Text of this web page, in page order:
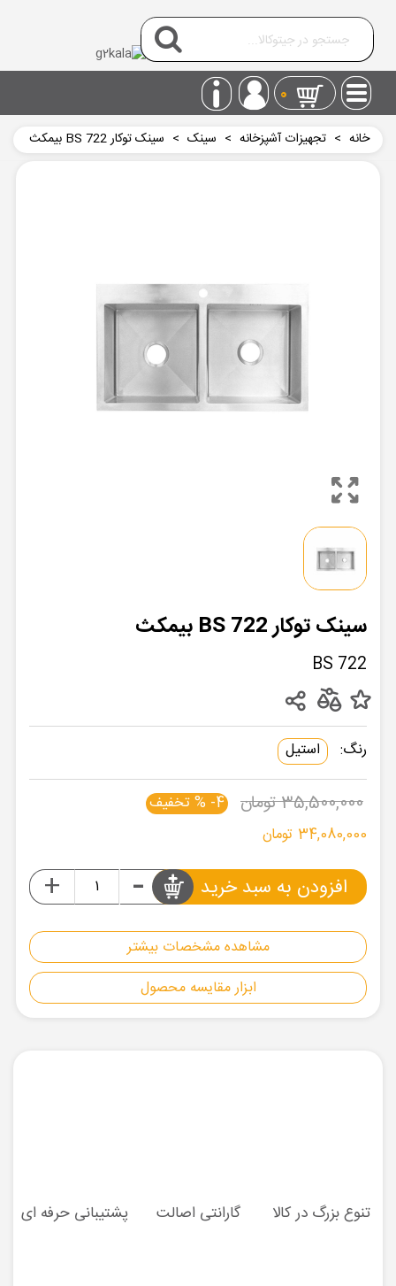
0
خانه > تجهیزات آشپزخانه > سینک > سینک توکار BS 722 بیمکث
سینک توکار BS 722 بیمکث
BS 722
مشاهده مشخصات بیشتر
ابزار مقایسه محصول
رنگ: استیل
35,500,000 ‎تومان
4- % تخفیف
34,080,000 تومان
-
+ افزودن به سبد خرید
تنوع بزرگ در کالا گارانتی اصالت پشتیبانی حرفه ای